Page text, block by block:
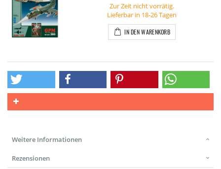
Zur Zeit nicht vorrätig.
Lieferbar in 18-26 Tagen
IN DEN WARENKORB
Weitere Informationen
Rezensionen